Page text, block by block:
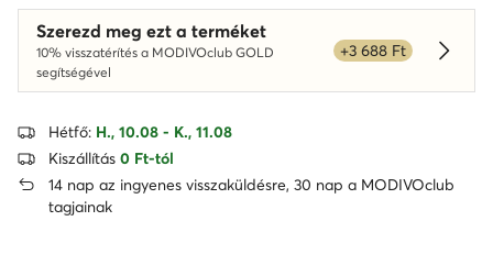
Szerezd meg ezt a terméket
10% visszatérítés a MODIVOclub GOLD
segítségével
+3 688 Ft
Hétfő: H., 10.08 - K., 11.08
Kiszállítás 0 Ft-tól
14 nap az ingyenes visszaküldésre, 30 nap a MODIVOclub
tagjainak